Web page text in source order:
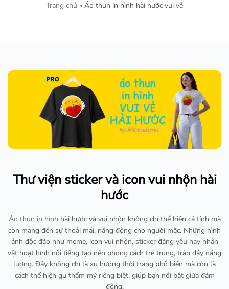
Trang chủ » Áo thun in hình hài hước vui vẻ
Thư viện sticker và icon vui nhộn hài
hước
Áo thun in hình hài hước và vui nhộn không chỉ thể hiện cá tính mà
còn mang đến sự thoải mái, năng động cho người mặc. Những hình
ảnh độc đáo như meme, icon vui nhộn, sticker đáng yêu hay nhân
vật hoạt hình nổi tiếng tạo nên phong cách trẻ trung, tràn đầy năng
lượng. Đây không chỉ là xu hướng thời trang phổ biến mà còn là
cách thể hiện gu thẩm mỹ riêng biệt, giúp bạn nổi bật giữa đám
đông.